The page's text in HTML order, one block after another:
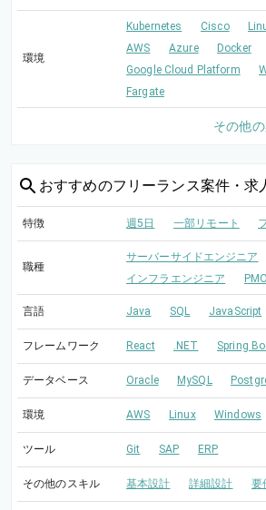
環境
Kubernetes Cisco
AWS
Azure
Docker
Google Cloud Platform
Fargate
その他
おすすめのフリーランス案件・求
特徴 週5日 一部リモート
職種
サーバーサイドエンジニア
インフラエンジニア
PMO
言語 Java SQL JavaScript
フレームワーク React .NET Spring
データベース Oracle MySQL
環境 AWS Linux Windows
ツール Git SAP ERP
その他のスキル 基本設計 詳細設計 要